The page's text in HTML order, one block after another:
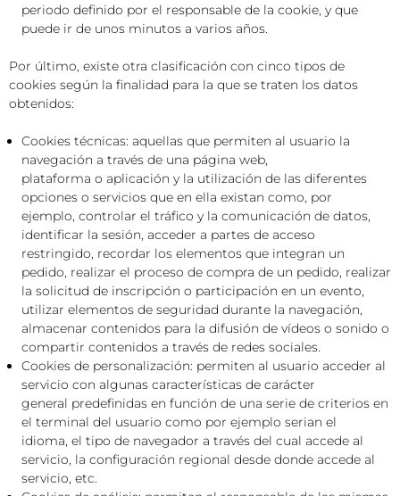
periodo definido por el responsable de la cookie, y que
puede ir de unos minutos a varios años.
Por último, existe otra clasificación con cinco tipos de
cookies según la finalidad para la que se traten los datos
obtenidos:
Cookies técnicas: aquellas que permiten al usuario la
navegación a través de una página web,
plataforma o aplicación y la utilización de las diferentes
opciones o servicios que en ella existan como, por
ejemplo, controlar el tráfico y la comunicación de datos,
identificar la sesión, acceder a partes de acceso
restringido, recordar los elementos que integran un
pedido, realizar el proceso de compra de un pedido, realizar
la solicitud de inscripción o participación en un evento,
utilizar elementos de seguridad durante la navegación,
almacenar contenidos para la difusión de vídeos o sonido o
compartir contenidos a través de redes sociales.
Cookies de personalización: permiten al usuario acceder al
servicio con algunas características de carácter
general predefinidas en función de una serie de criterios en
el terminal del usuario como por ejemplo serian el
idioma, el tipo de navegador a través del cual accede al
servicio, la configuración regional desde donde accede al
servicio, etc.